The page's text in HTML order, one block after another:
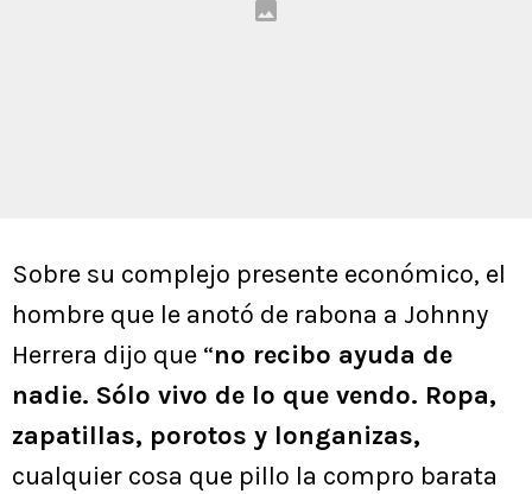
Sobre su complejo presente económico, el
hombre que le anotó de rabona a Johnny
Herrera dijo que “no recibo ayuda de
nadie. Sólo vivo de lo que vendo. Ropa,
zapatillas, porotos y longanizas,
cualquier cosa que pillo la compro barata